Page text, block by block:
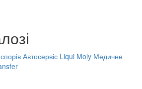
Автосервіс Liqui Moly Медичне